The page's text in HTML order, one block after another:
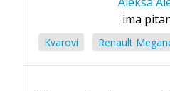
ima
Kvarovi Renault